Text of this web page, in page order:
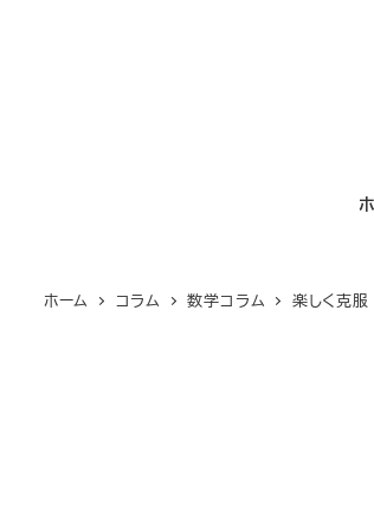
ホーム コラム 数学コラム 楽しく克